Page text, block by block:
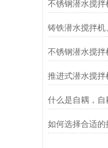
推进式潜水搅拌
如何选择合适的